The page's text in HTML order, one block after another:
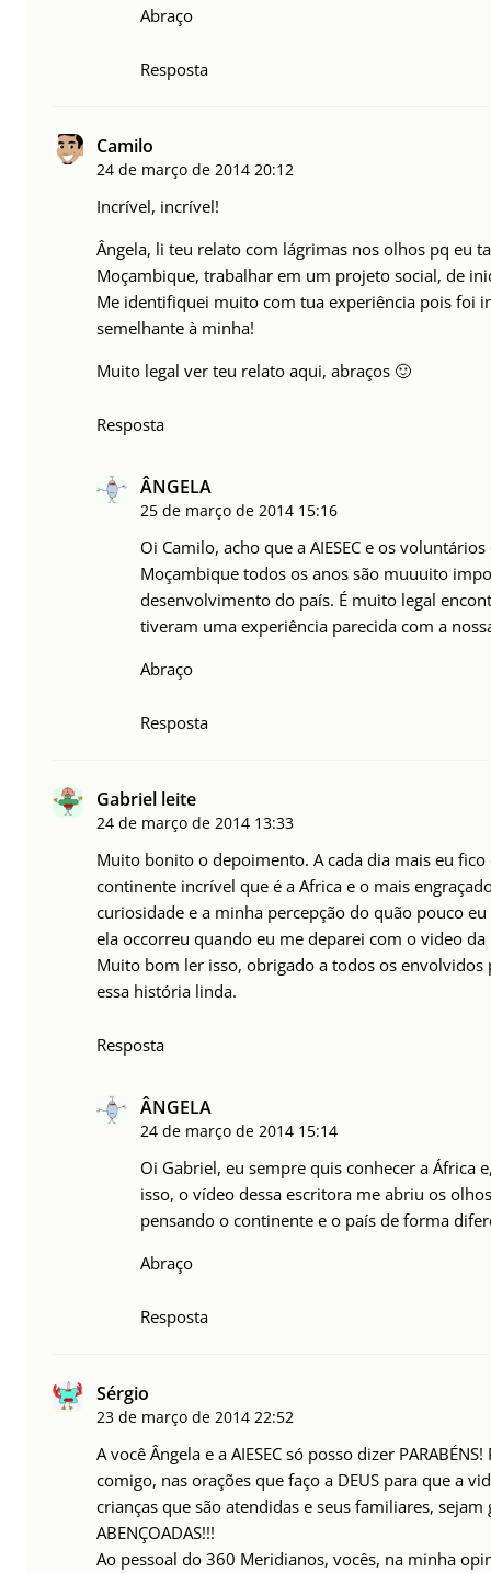
Abraço
Resposta
Camilo
24 de março de 2014 20:12
Incrível, incrível!
Ângela, li teu relato com lágrimas nos olhos pq eu
Moçambique, trabalhar em um projeto social, de
Me identifiquei muito com tua experiência pois foi
semelhante à minha!
Muito legal ver teu relato aqui, abraços 🙂
Resposta
ÂNGELA
25 de março de 2014 15:16
Oi Camilo, acho que a AIESEC e os
Moçambique todos os anos são muuuito
desenvolvimento do país. É muito legal
tiveram uma experiência parecida com a
Abraço
Resposta
Gabriel leite
24 de março de 2014 13:33
Muito bonito o depoimento. A cada dia mais eu fico
continente incrível que é a Africa e o mais
curiosidade e a minha percepção do quão pouco
ela occorreu quando eu me deparei com o video
Muito bom ler isso, obrigado a todos os
essa história linda.
Resposta
ÂNGELA
24 de março de 2014 15:14
Oi Gabriel, eu sempre quis conhecer a África
isso, o vídeo dessa escritora me abriu os
pensando o continente e o país de forma
Abraço
Resposta
Sérgio
23 de março de 2014 22:52
A você Ângela e a AIESEC só posso dizer
comigo, nas orações que faço a DEUS para que a
crianças que são atendidas e seus familiares, sejam
ABENÇOADAS!!!
Ao pessoal do 360 Meridianos, vocês, na minha